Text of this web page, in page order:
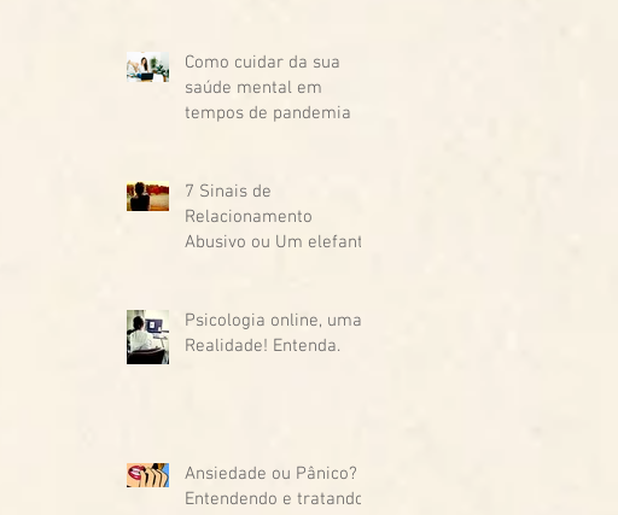
Como cuidar da sua
saúde mental em
tempos de pandemia
7 Sinais de
Relacionamento
Abusivo ou Um elefante
Psicologia online, uma
Realidade! Entenda.
Ansiedade ou Pânico?
Entendendo e tratando